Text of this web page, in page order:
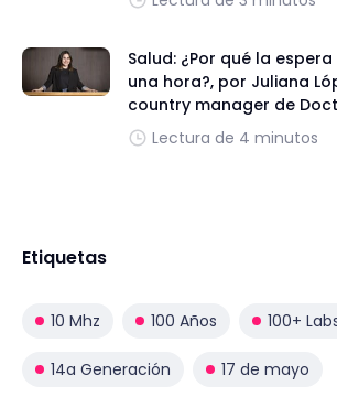
Salud: ¿Por qué la
una hora?, por Juliana
country manager de
Lectura de 4 minutos
Etiquetas
10 Mhz 100 Años 100+
14a Generación 17 de mayo